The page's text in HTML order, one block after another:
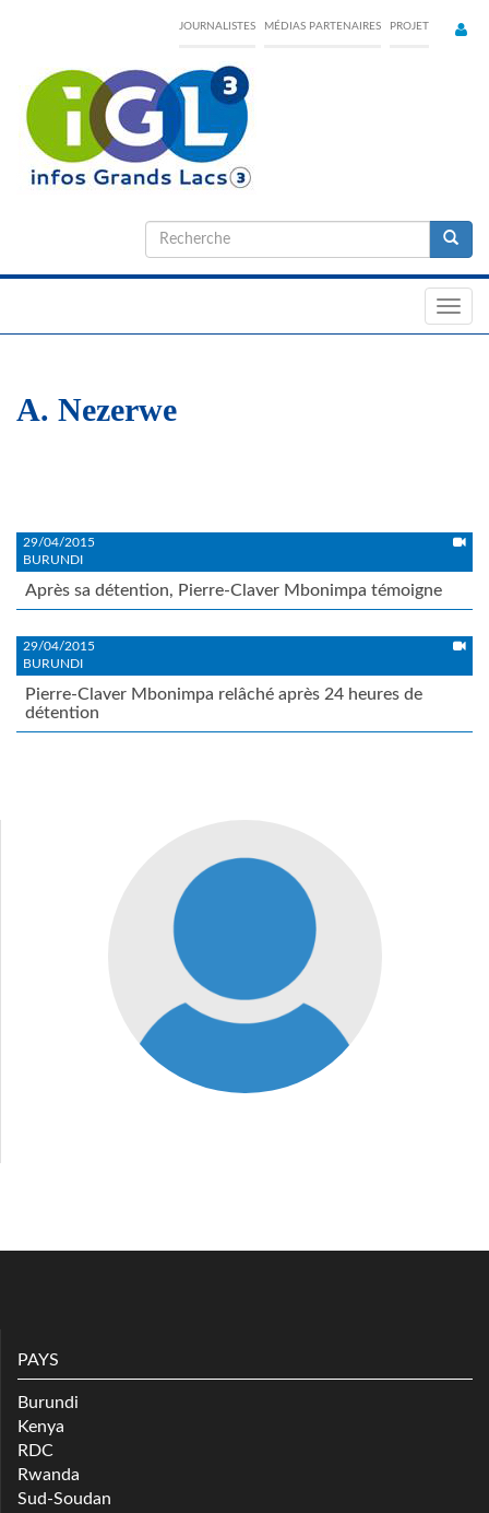
content
JOURNALISTES MÉDIAS PARTENAIRES PROJET
Formulaire
de
A. Nezerwe
29/04/2015
BURUNDI
Après sa détention, Pierre-Claver Mbonimpa témoigne
29/04/2015
BURUNDI
Pierre-Claver Mbonimpa relâché après 24 heures de
détention
PAYS
Burundi
Kenya
RDC
Rwanda
Sud-Soudan